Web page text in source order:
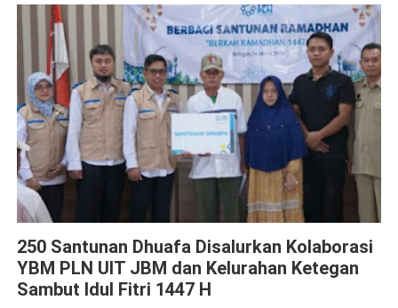
250 Santunan Dhuafa Disalurkan Kolaborasi
YBM PLN UIT JBM dan Kelurahan Ketegan
Sambut Idul Fitri 1447 H